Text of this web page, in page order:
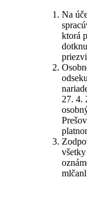
Na
ktorá
27. 4.